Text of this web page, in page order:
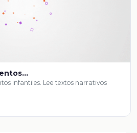
infantiles. Lee textos narrativos